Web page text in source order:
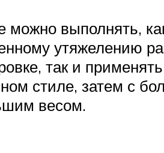
можно выполнять,
утяжелению
так и
стиле, затем с
весом.